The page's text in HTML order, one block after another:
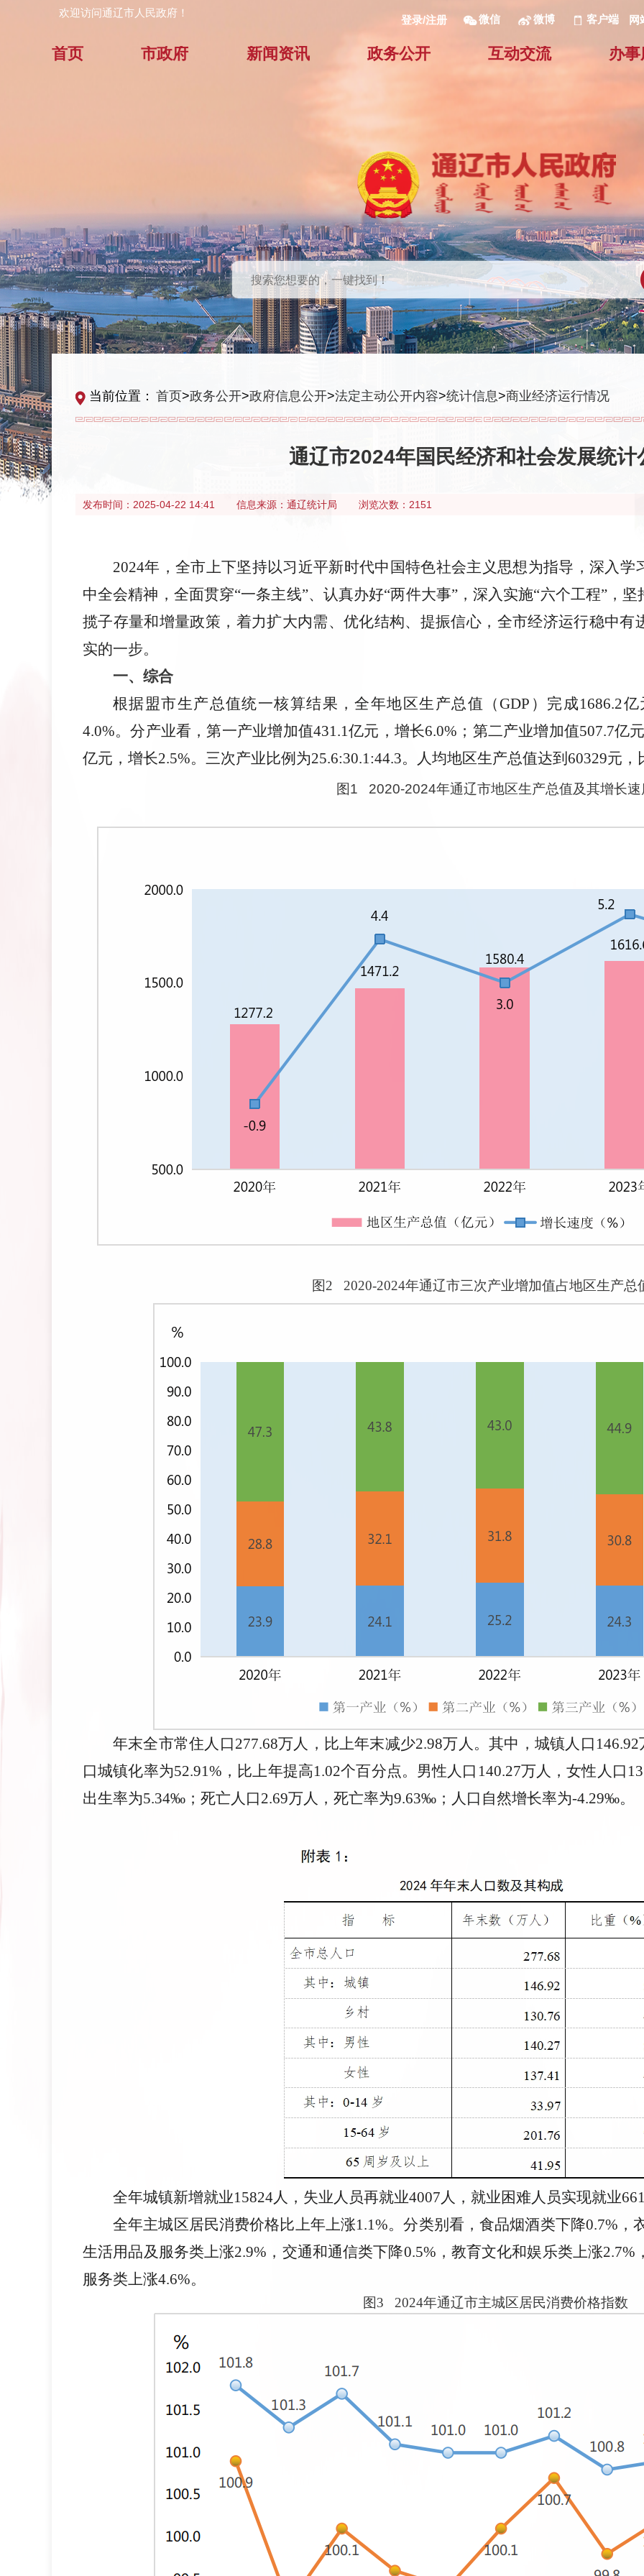
欢迎访问通辽市人民政府！
登录/注册 微信 微博 客户端 网
首页 市政府 新闻资讯 政务公开 互动交流 办
当前位置： 首页>政务公开>政府信息公开>法定主动公开内容>统计信息>商业经济运行情况
通辽市2024年国民经济和社会发展统计
发布时间： 2025-04-22 14:41 信息来源： 通辽统计局 浏览次数：2151
2024年，全市上下坚持以习近平新时代中国特色社会主义思想为指导，深入
中全会精神，全面贯穿“一条主线”、认真办好“两件大事”，深入实施“六个工程”，
揽子存量和增量政策，着力扩大内需、优化结构、提振信心，全市经济运行稳中有
实的一步。
一、综合
根据盟市生产总值统一核算结果，全年地区生产总值（GDP）完成1686.2
4.0%。分产业看，第一产业增加值431.1亿元，增长6.0%；第二产业增加值507.7亿
亿元，增长2.5%。三次产业比例为25.6:30.1:44.3。人均地区生产总值达到60329元，
图1 2020-2024年通辽市地区生产总值及其增长速
图2 2020-2024年通辽市三次产业增加值占地区生产总
年末全市常住人口277.68万人，比上年末减少2.98万人。其中，城镇人口
口城镇化率为52.91%，比上年提高1.02个百分点。男性人口140.27万人，女性人口
出生率为5.34‰；死亡人口2.69万人，死亡率为9.63‰；人口自然增长率为-4.29‰。
全年城镇新增就业15824人，失业人员再就业4007人，就业困难人员实现就业
全年主城区居民消费价格比上年上涨1.1%。分类别看，食品烟酒类下降0.7%，
生活用品及服务类上涨2.9%，交通和通信类下降0.5%，教育文化和娱乐类上涨
服务类上涨4.6%。
图3 2024年通辽市主城区居民消费价格指数